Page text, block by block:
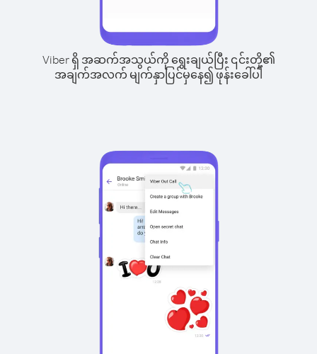
Viber ရှိ အဆက်အသွယ်ကို ရွေးချယ်ပြီး ၎င်းတို့၏
အချက်အလက် မျက်နှာပြင်မှနေ၍ ဖုန်းခေါ်ပါ